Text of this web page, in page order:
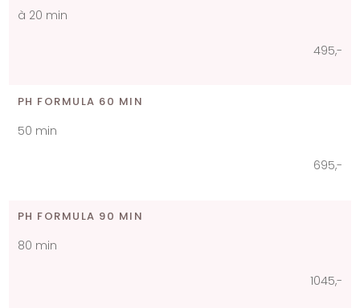
​à 20 min
495,-​
PH FORMULA 60 MIN​
50 min
695,-​
PH FORMULA 90 MIN​
80 min
1045,-​